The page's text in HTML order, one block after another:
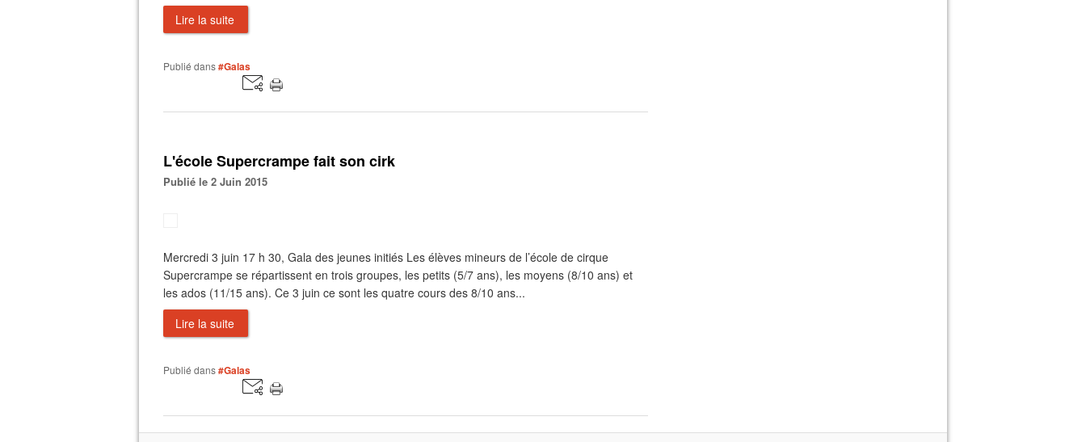
Lire la suite
Publié dans#Galas
L'école Supercrampe fait son cirk
Publié le 2 Juin 2015
Mercredi 3 juin 17 h 30, Gala des jeunes initiés Les élèves mineurs de l’école de cirque
Supercrampe se répartissent en trois groupes, les petits (5/7 ans), les moyens (8/10 ans) et
les ados (11/15 ans). Ce 3 juin ce sont les quatre cours des 8/10 ans...
Lire la suite
Publié dans#Galas